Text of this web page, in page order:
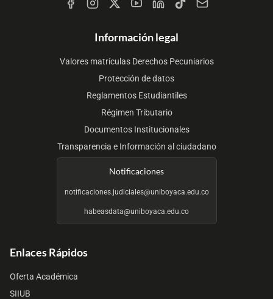
Información legal
Valores matrículas Derechos Pecuniarios
Protección de datos
Reglamentos Estudiantiles
Régimen Tributario
Documentos Institucionales
Transparencia e Información al ciudadano
Notificaciones
notificaciones.judiciales@uniboyaca.edu.co
habeasdata@uniboyaca.edu.co
Enlaces Rápidos
Oferta Académica
SIIUB